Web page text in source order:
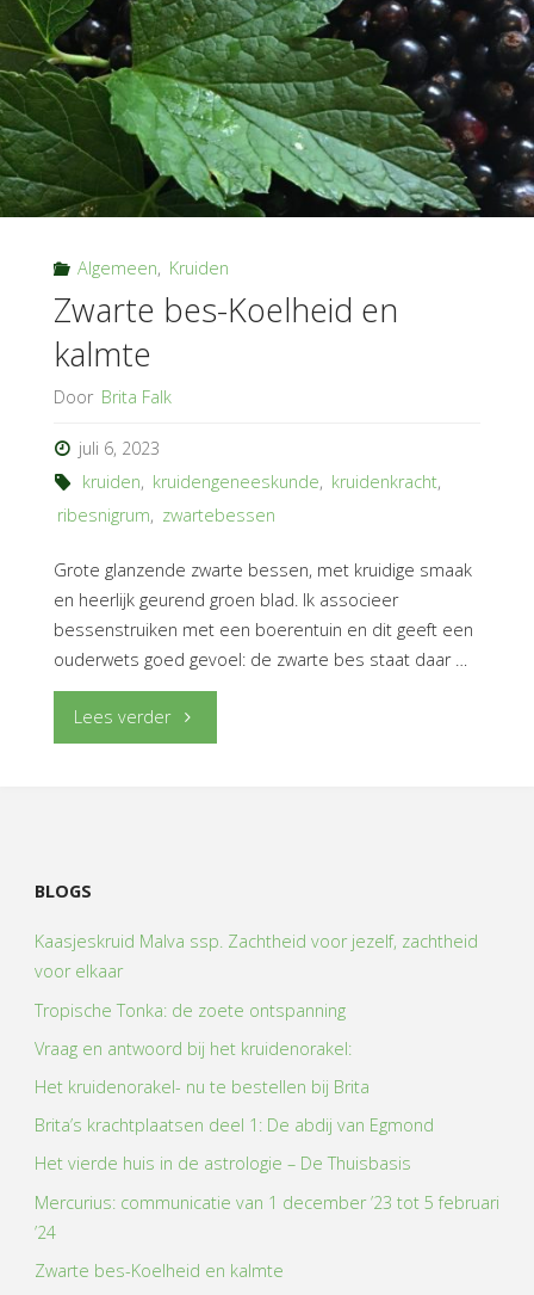
Algemeen, Kruiden
Zwarte bes-Koelheid en
kalmte
Door Brita Falk
juli 6, 2023
kruiden, kruidengeneeskunde, kruidenkracht,
ribesnigrum, zwartebessen
Grote glanzende zwarte bessen, met kruidige smaak
en heerlijk geurend groen blad. Ik associeer
bessenstruiken met een boerentuin en dit geeft een
ouderwets goed gevoel: de zwarte bes staat daar …
Lees verder"Zwarte
BLOGS
Kaasjeskruid Malva ssp. Zachtheid voor jezelf, zachtheid
voor elkaar
Tropische Tonka: de zoete ontspanning
Vraag en antwoord bij het kruidenorakel:
Het kruidenorakel- nu te bestellen bij Brita
Brita’s krachtplaatsen deel 1: De abdij van Egmond
Het vierde huis in de astrologie – De Thuisbasis
Mercurius: communicatie van 1 december ’23 tot 5 februari
’24
Zwarte bes-Koelheid en kalmte